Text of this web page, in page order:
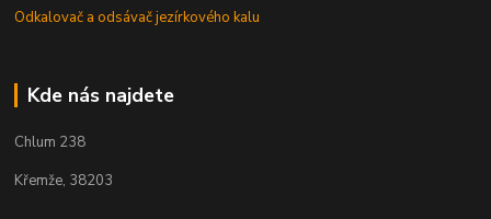
Odkalovač a odsávač jezírkového kalu
Kde nás najdete
Chlum 238
Křemže, 38203